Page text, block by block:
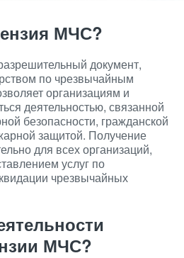
МЧС?
документ,
по чрезвычайным
организациям и
деятельностью, связанной
безопасности, гражданской
защитой. Получение
для всех организаций,
услуг по
чрезвычайных
МЧС?